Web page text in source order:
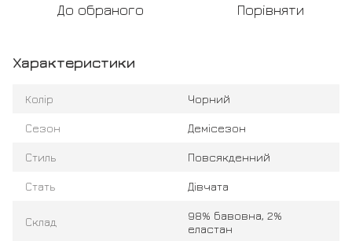
До обраного Порівняти
Характеристики
Колір Чорний
Сезон Демісезон
Стиль Повсякденний
Стать Дівчата
Склад
98% бавовна, 2%
еластан